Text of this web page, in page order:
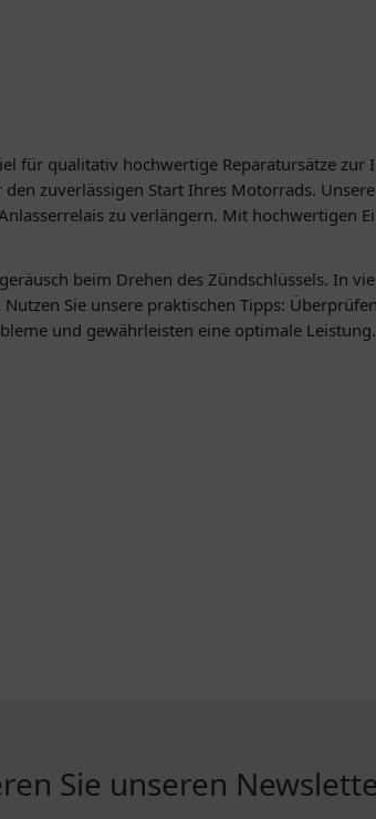
für qualitativ hochwertige Reparatursätze
zuverlässigen Start Ihres Motorrads.
zu verlängern. Mit hochwertigen
beim Drehen des Zündschlüssels. In
Sie unsere praktischen Tipps:
und gewährleisten eine optimale
Sie unseren